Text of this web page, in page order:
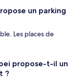
un parking
Les places de
propose-t-il un
?